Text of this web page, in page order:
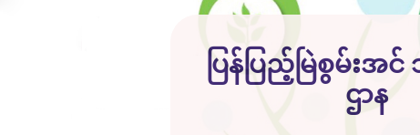
ပြန်ပြည့်မြဲစွမ်း
ဌာန